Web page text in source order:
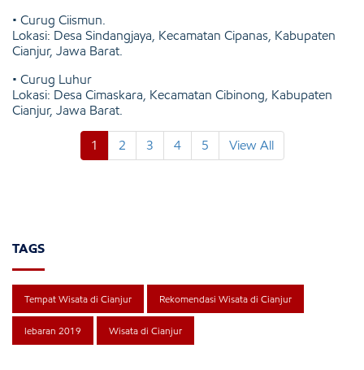
• Curug Ciismun.
Lokasi: Desa Sindangjaya, Kecamatan Cipanas, Kabupaten
Cianjur, Jawa Barat.
• Curug Luhur
Lokasi: Desa Cimaskara, Kecamatan Cibinong, Kabupaten
Cianjur, Jawa Barat.
1 2 3 4 5 View All
TAGS
Tempat Wisata di Cianjur Rekomendasi Wisata di Cianjur
lebaran 2019 Wisata di Cianjur